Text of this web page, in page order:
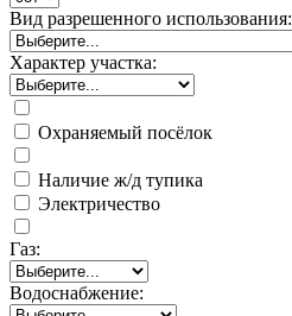
Вид разрешенного использования:
Характер участка:
Охраняемый посёлок
Наличие ж/д тупика
Электричество
Газ:
Водоснабжение: